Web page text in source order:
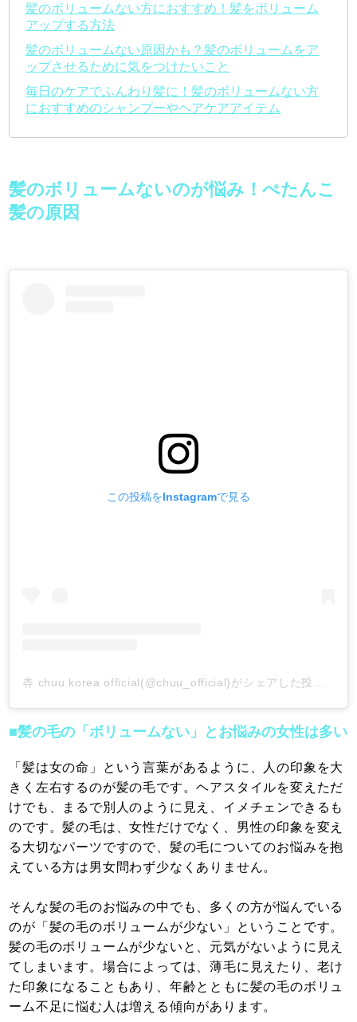
髪のボリュームない方におすすめ！髪をボリューム
アップする方法
髪のボリュームない原因かも？髪のボリュームをア
ップさせるために気をつけたいこと
毎日のケアでふんわり髪に！髪のボリュームない方
におすすめのシャンプーやヘアケアアイテム
髪のボリュームないのが悩み！ぺたんこ
髪の原因
この投稿をInstagramで見る
■髪の毛の「ボリュームない」とお悩みの女性は多い
「髪は女の命」という言葉があるように、人の印象を大
きく左右するのが髪の毛です。ヘアスタイルを変えただ
けでも、まるで別人のように見え、イメチェンできるも
のです。髪の毛は、女性だけでなく、男性の印象を変え
る大切なパーツですので、髪の毛についてのお悩みを抱
えている方は男女問わず少なくありません。
そんな髪の毛のお悩みの中でも、多くの方が悩んでいる
のが「髪の毛のボリュームが少ない」ということです。
髪の毛のボリュームが少ないと、元気がないように見え
てしまいます。場合によっては、薄毛に見えたり、老け
た印象になることもあり、年齢とともに髪の毛のボリュ
ーム不足に悩む人は増える傾向があります。